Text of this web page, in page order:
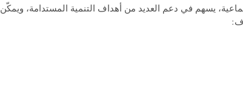
يسهم في دعم العديد من أهداف التنمية المستدامة، ويمكّن